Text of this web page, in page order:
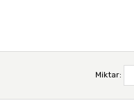
Miktar: